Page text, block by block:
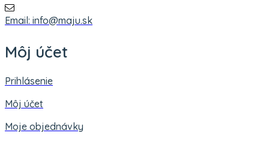
Email: info@maju.sk
Môj účet
Prihlásenie
Môj účet
Moje objednávky